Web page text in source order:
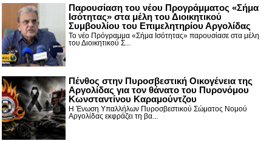
Παρουσίαση του νέου Προγράμματος «Σήμα
Ισότητας» στα μέλη του Διοικητικού
Συμβουλίου του Επιμελητηρίου Αργολίδας
Το νέο Πρόγραμμα «Σήμα Ισότητας» παρουσίασε στα μέλη
του Διοικητικού Σ...
Πένθος στην Πυροσβεστική Οικογένεια της
Αργολίδας για τον θάνατο του Πυρονόμου
Κωνσταντίνου Καραμούντζου
Η Ένωση Υπαλλήλων Πυροσβεστικού Σώματος Νομού
Αργολίδας εκφράζει τη βα...